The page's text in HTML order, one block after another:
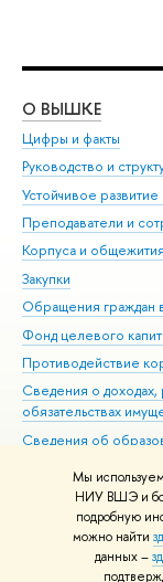
Мы
НИУ ВШЭ и
подробную
можно найти
данных –
О ВЫШКЕ
Цифры и факты
Руководство и
Устойчивое
Преподаватели и
Корпуса и общежития
Закупки
Обращения
Фонд целевого
Противодействие
Сведения о доходах,
обязательствах
Сведения об
Людям с
Единая платежная
Работа в Вышке